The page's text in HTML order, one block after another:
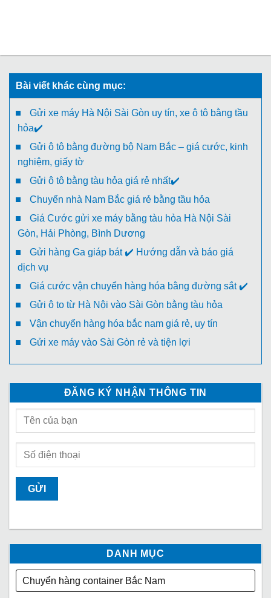
Bài viết khác cùng mục:
Gửi xe máy Hà Nội Sài Gòn uy tín, xe ô tô bằng tầu
hỏa✔️
Gửi ô tô bằng đường bộ Nam Bắc – giá cước, kinh
nghiệm, giấy tờ
Gửi ô tô bằng tàu hỏa giá rẻ nhất✔️
Chuyển nhà Nam Bắc giá rẻ bằng tầu hỏa
Giá Cước gửi xe máy bằng tàu hỏa Hà Nội Sài
Gòn, Hải Phòng, Bình Dương
Gửi hàng Ga giáp bát ✔️ Hướng dẫn và báo giá
dịch vụ
Giá cước vận chuyển hàng hóa bằng đường sắt ✔️
Gửi ô to từ Hà Nội vào Sài Gòn bằng tàu hỏa
Vận chuyển hàng hóa bắc nam giá rẻ, uy tín
Gửi xe máy vào Sài Gòn rẻ và tiện lợi
ĐĂNG KÝ NHẬN THÔNG TIN
DANH MỤC
Chuyển hàng container Bắc Nam